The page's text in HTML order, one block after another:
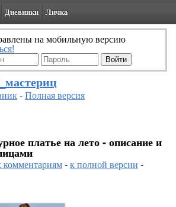
Дневники Личка
на мобильную версию
-Полная версия
платье на лето - описание и
комментариям-к полной версии -